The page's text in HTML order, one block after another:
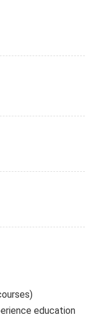
education